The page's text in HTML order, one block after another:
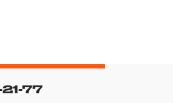
профилями, устанавливается
77